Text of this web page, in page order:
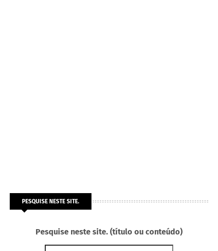
PESQUISE NESTE SITE.
Pesquise neste site. (título ou conteúdo)